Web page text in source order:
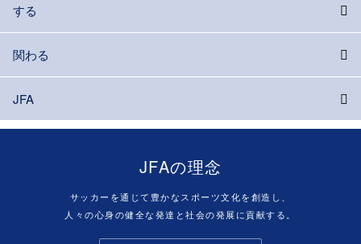
する
関わる
JFA
JFAの理念
サッカーを通じて豊かなスポーツ文化を創造し、
人々の心身の健全な発達と社会の発展に貢献する。